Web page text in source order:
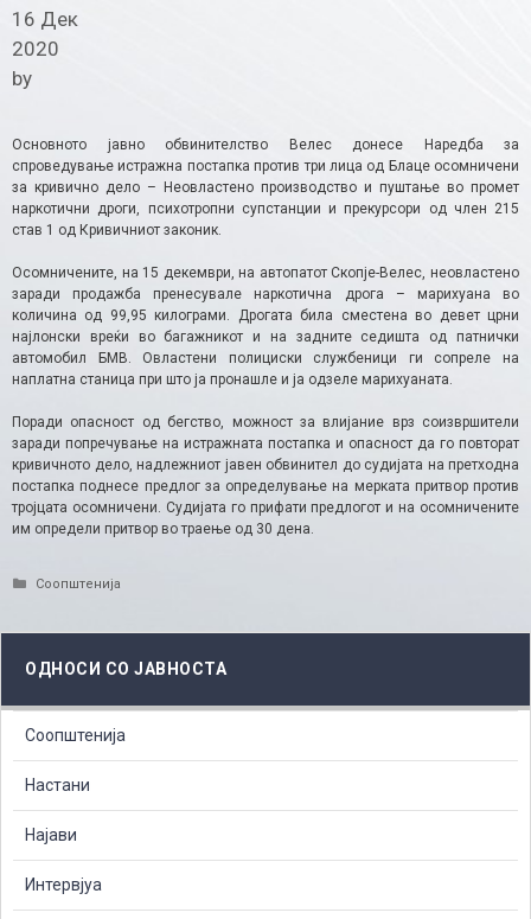
16 Дек
2020
by
Основното јавно обвинителство Велес донесе Наредба за
спроведување истражна постапка против три лица од Блаце осомничени
за кривично дело – Неовластено производство и пуштање во промет
наркотични дроги, психотропни супстанции и прекурсори од член 215
став 1 од Кривичниот законик.
Осомничените, на 15 декември, на автопатот Скопје-Велес, неовластено
заради продажба пренесувале наркотична дрога – марихуана во
количина од 99,95 килограми. Дрогата била сместена во девет црни
најлонски вреќи во багажникот и на задните седишта од патнички
автомобил БМВ. Овластени полициски службеници ги сопреле на
наплатна станица при што ја пронашле и ја одзеле марихуаната.
Поради опасност од бегство, можност за влијание врз соизвршители
заради попречување на истражната постапка и опасност да го повторат
кривичното дело, надлежниот јавен обвинител до судијата на претходна
постапка поднесе предлог за определување на мерката притвор против
тројцата осомничени. Судијата го прифати предлогот и на осомничените
им определи притвор во траење од 30 дена.
Categories
Соопштенија
ОДНОСИ СО ЈАВНОСТА
Соопштенија
Настани
Најави
Интервјуа